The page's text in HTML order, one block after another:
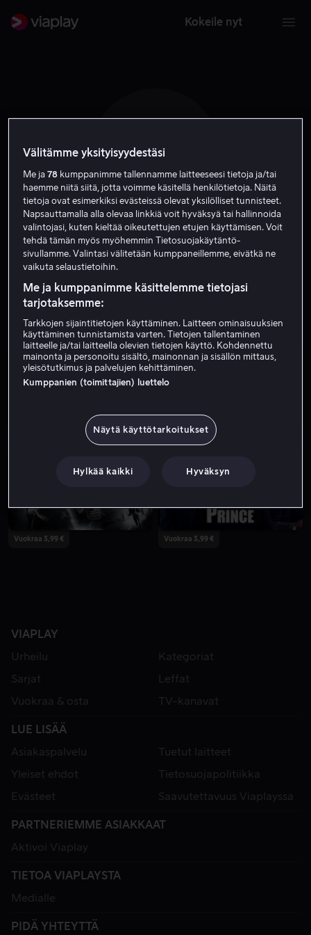
Kokeile nyt
B A M (
Brian A. Miller (I)
Ohjaaja Näyttelijä
Vuokraa 3,99 €
Vuokraa 3,99 € Vuokraa 3,99 €
VIAPLAY
Urheilu
Kategoriat
Sarjat
Leffat
Vuokraa & osta
TV-kanavat
LUE LISÄÄ
Asiakaspalvelu
Tuetut laitteet
Yleiset ehdot
Tietosuojapolitiikka
Evästeet
Saavutettavuus Viaplayssa
PARTNERIEMME ASIAKKAAT
Aktivoi Viaplay
TIETOA VIAPLAYSTA
Medialle
PIDÄ YHTEYTTÄ
Välitämme yksityisyydestäsi
Me ja78 kumppanimme tallennamme laitteeseesi tietoja ja/tai
haemme niitä siitä, jotta voimme käsitellä henkilötietoja. Näitä
tietoja ovat esimerkiksi evästeissä olevat yksilölliset tunnisteet.
Napsauttamalla alla olevaa linkkiä voit hyväksyä tai hallinnoida
valintojasi, kuten kieltää oikeutettujen etujen käyttämisen. Voit
tehdä tämän myös myöhemmin Tietosuojakäytäntö-
sivullamme. Valintasi välitetään kumppaneillemme, eivätkä ne
vaikuta selaustietoihin.
Me ja kumppanimme käsittelemme tietojasi
tarjotaksemme:
Tarkkojen sijaintitietojen käyttäminen. Laitteen ominaisuuksien
käyttäminen tunnistamista varten. Tietojen tallentaminen
laitteelle ja/tai laitteella olevien tietojen käyttö. Kohdennettu
mainonta ja personoitu sisältö, mainonnan ja sisällön mittaus,
yleisötutkimus ja palvelujen kehittäminen.
Kumppanien (toimittajien) luettelo
Näytä käyttötarkoitukset
Hylkää kaikki Hyväksyn